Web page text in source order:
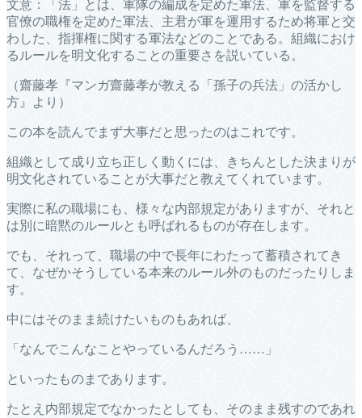
文意：「法」とは、軍隊の編成を定めた軍法、軍を監督する
官僚の職権を定めた軍法、主君が軍を運用するため将軍と交
わした、指揮権に関する軍法などのことである。組織におけ
るルールを明文化することの重要さを説いている。
（齋藤孝『マンガ齋藤孝が教える「孫子の兵法」の活かし
方』より）
この本を読んでまず大事だと思ったのはこれです。
組織として成り立ち正しく動くには、きちんとした決まりが
明文化されていることが大事だと教えてくれています。
実際に私の職場にも、様々な内部規定がありますが、それと
は別に暗黙のルールとも呼ばれるものが存在します。
でも、それって、職場の中で長年にわたって蓄積されてき
て、なぜかそうしている本来のルール外のものだったりしま
す。
中にはそのまま続けたいものもあれば、
「なんでこんなことやっているんだろう……」
といったものまであります。
たとえ内部規定でなかったとしても、そのまま残すのであれ